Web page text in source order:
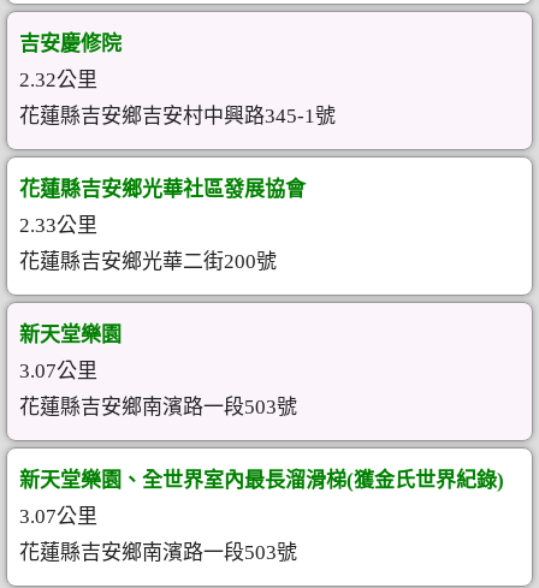
吉安慶修院
2.32公里
花蓮縣吉安鄉吉安村中興路345-1號
花蓮縣吉安鄉光華社區發展協會
2.33公里
花蓮縣吉安鄉光華二街200號
新天堂樂園
3.07公里
花蓮縣吉安鄉南濱路一段503號
新天堂樂園、全世界室內最長溜滑梯(獲金氏世界紀錄)
3.07公里
花蓮縣吉安鄉南濱路一段503號